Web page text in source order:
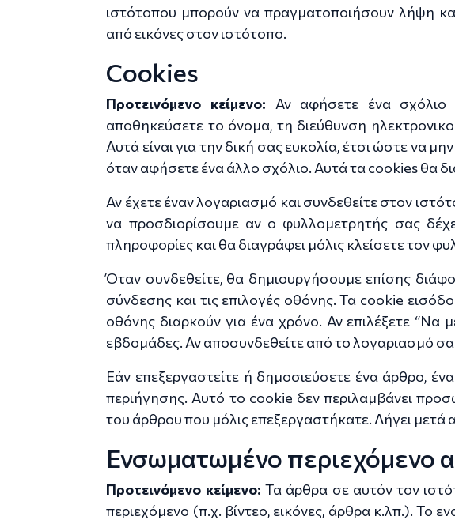
ιστότοπου μπορούν να πραγματοποιήσουν λήψη
από εικόνες στον ιστότοπο.
Cookies
Προτεινόμενο κείμενο: Αν αφήσετε ένα σχόλιο
αποθηκεύσετε το όνομα, τη διεύθυνση
Αυτά είναι για την δική σας ευκολία, έτσι ώστε να
όταν αφήσετε ένα άλλο σχόλιο. Αυτά τα cookies θα
Αν έχετε έναν λογαριασμό και συνδεθείτε στον
να προσδιορίσουμε αν ο φυλλομετρητής σας
πληροφορίες και θα διαγράφει μόλις κλείσετε τον
Όταν συνδεθείτε, θα δημιουργήσουμε επίσης
σύνδεσης και τις επιλογές οθόνης. Τα cookie
οθόνης διαρκούν για ένα χρόνο. Αν επιλέξετε “Να
εβδομάδες. Αν αποσυνδεθείτε από το λογαριασμό
Εάν επεξεργαστείτε ή δημοσιεύσετε ένα άρθρο,
περιήγησης. Αυτό το cookie δεν περιλαμβάνει
του άρθρου που μόλις επεξεργαστήκατε. Λήγει μετά
Ενσωματωμένο περιεχόμενο
Προτεινόμενο κείμενο: Τα άρθρα σε αυτόν τον
περιεχόμενο (π.χ. βίντεο, εικόνες, άρθρα κ.λπ.). Το